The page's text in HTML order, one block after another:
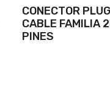
CONECTOR
CABLE FAMILIA
PINES